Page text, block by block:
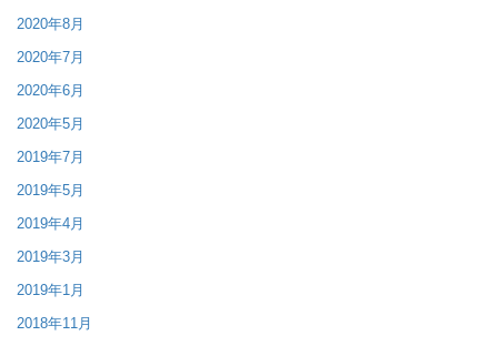
2020年8月
2020年7月
2020年6月
2020年5月
2019年7月
2019年5月
2019年4月
2019年3月
2019年1月
2018年11月